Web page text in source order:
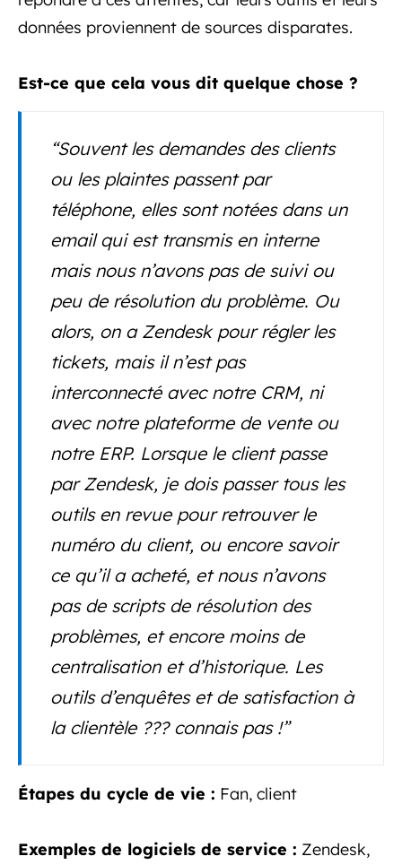
données proviennent de sources disparates.
Est-ce que cela vous dit quelque chose ?
“Souvent les demandes des clients
ou les plaintes passent par
téléphone, elles sont notées dans un
email qui est transmis en interne
mais nous n’avons pas de suivi ou
peu de résolution du problème. Ou
alors, on a Zendesk pour régler les
tickets, mais il n’est pas
interconnecté avec notre CRM, ni
avec notre plateforme de vente ou
notre ERP. Lorsque le client passe
par Zendesk, je dois passer tous les
outils en revue pour retrouver le
numéro du client, ou encore savoir
ce qu’il a acheté, et nous n’avons
pas de scripts de résolution des
problèmes, et encore moins de
centralisation et d’historique. Les
outils d’enquêtes et de satisfaction à
la clientèle ??? connais pas !”
Étapes du cycle de vie : Fan, client
Exemples de logiciels de service : Zendesk,